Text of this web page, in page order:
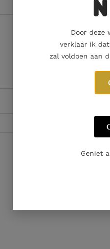
Door deze
verklaar ik
zal voldoen aan
Geniet